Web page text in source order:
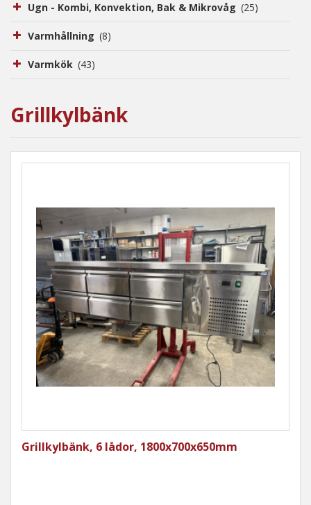
Ugn - Kombi, Konvektion, Bak & Mikrovåg (25)
Varmhållning (8)
Varmkök (43)
Grillkylbänk
Grillkylbänk, 6 lådor, 1800x700x650mm